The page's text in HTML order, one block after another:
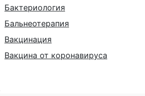
Бактериология
Бальнеотерапия
Вакцинация
Вакцина от коронавируса